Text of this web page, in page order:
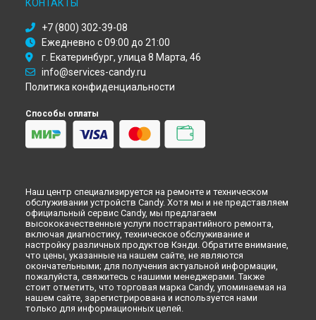
Ремонт варочной панели CVG 75 SWGNX Candy в
Ремонт варочной панели CVG 75 SWGNX Candy в
Ремонт варочной панели CVG 75 SWGNX Candy в
Новокузнецке
Ремонт варочной панели CVG 75 SWGNX Candy в
Ремонт варочной панели CVG 75 SWGNX Candy в
Набережных Челнах
Ремонт варочной панели CVG 75 SWGNX Candy в
КОНТАКТЫ
+7 (800) 302-39-08
Ежедневно с 09:00 до 21:00
г. Екатеринбург, улица 8 Марта, 46
info@services-candy.ru
Политика конфиденциальности
Способы оплаты
Наш центр специализируется на ремонте и техническом
обслуживании устройств Candy. Хотя мы и не представляем
официальный сервис Candy, мы предлагаем
высококачественные услуги постгарантийного ремонта,
включая диагностику, техническое обслуживание и
настройку различных продуктов Кэнди. Обратите внимание,
что цены, указанные на нашем сайте, не являются
окончательными; для получения актуальной информации,
пожалуйста, свяжитесь с нашими менеджерами. Также
стоит отметить, что торговая марка Candy, упоминаемая на
нашем сайте, зарегистрирована и используется нами
только для информационных целей.